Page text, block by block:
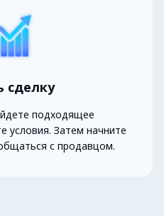
сделку
подходящее
условия. Затем начните
с продавцом.